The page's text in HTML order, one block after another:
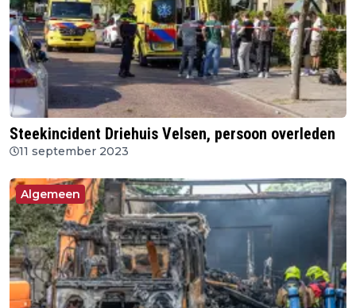
Steekincident Driehuis Velsen, persoon overleden
11 september 2023
Algemeen